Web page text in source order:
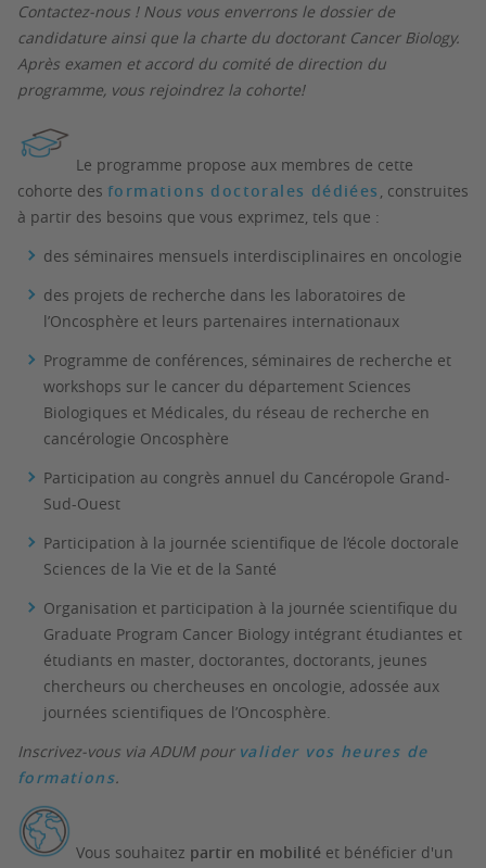
Contactez-nous ! Nous vous enverrons le dossier de
candidature ainsi que la charte du doctorant Cancer Biology.
Après examen et accord du comité de direction du
programme, vous rejoindrez la cohorte!
Le programme propose aux membres de cette
cohorte des formations doctorales dédiées , construites
à partir des besoins que vous exprimez, tels que :
des séminaires mensuels interdisciplinaires en oncologie
des projets de recherche dans les laboratoires de
l’Oncosphère et leurs partenaires internationaux
Programme de conférences, séminaires de recherche et
workshops sur le cancer du département Sciences
Biologiques et Médicales, du réseau de recherche en
cancérologie Oncosphère
Participation au congrès annuel du Cancéropole Grand-
Sud-Ouest
Participation à la journée scientifique de l’école doctorale
Sciences de la Vie et de la Santé
Organisation et participation à la journée scientifique du
Graduate Program Cancer Biology intégrant étudiantes et
étudiants en master, doctorantes, doctorants, jeunes
chercheurs ou chercheuses en oncologie, adossée aux
journées scientifiques de l’Oncosphère.
Inscrivez-vous via ADUM pour valider vos heures de
formations.
Vous souhaitez partir en mobilité et bénéficier d'un